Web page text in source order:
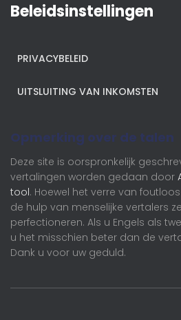
Beleidsinstellingen
PRIVACYBELEID
UITSLUITING VAN INKOMSTEN
Opmerking over de talen
Deze site is oorspronkelijk
vertalingen worden gedaan door
tool. Hoewel het verre van
de hulp van menselijke vertalers
perfectioneren. Als u Engels als
u het misschien beter dan de
Dank u voor uw geduld.